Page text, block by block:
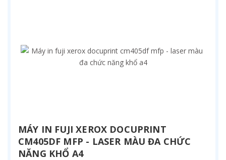
MÁY IN FUJI XEROX DOCUPRINT
CM405DF MFP - LASER MÀU ĐA CHỨC
NĂNG KHỔ A4